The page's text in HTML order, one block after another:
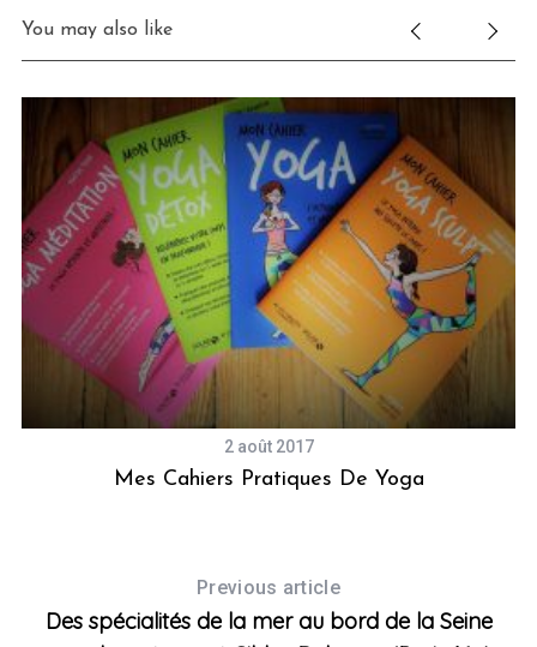
You may also like
2 août 2017
Mes Cahiers Pratiques De Yoga
Previous article
Des spécialités de la mer au bord de la Seine